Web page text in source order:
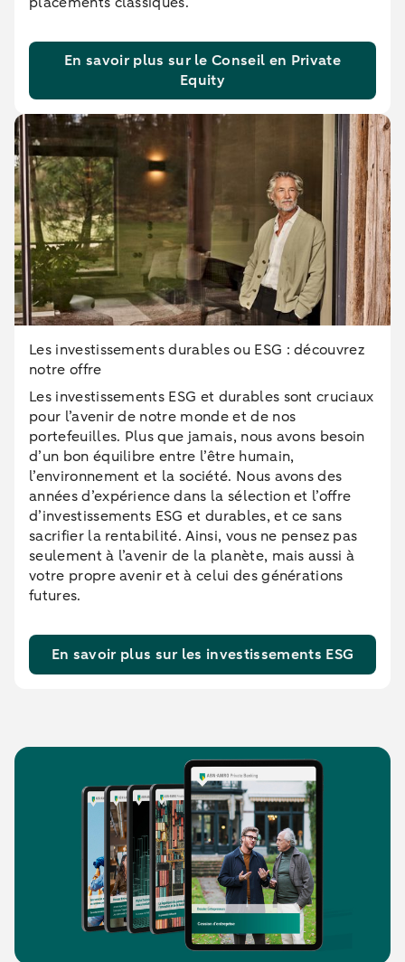
En savoir plus sur le Conseil en Private
Equity
Les investissements durables ou ESG : découvrez
notre offre
Les investissements ESG et durables sont cruciaux
pour l’avenir de notre monde et de nos
portefeuilles. Plus que jamais, nous avons besoin
d’un bon équilibre entre l’être humain,
l’environnement et la société. Nous avons des
années d’expérience dans la sélection et l’offre
d’investissements ESG et durables, et ce sans
sacrifier la rentabilité. Ainsi, vous ne pensez pas
seulement à l’avenir de la planète, mais aussi à
votre propre avenir et à celui des générations
futures.
En savoir plus sur les investissements ESG